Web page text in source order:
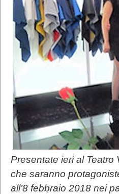
Presentate ieri al
che saranno
all’8 febbraio 2018 nei